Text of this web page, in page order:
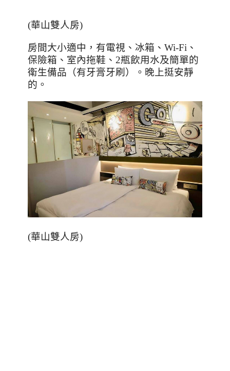
(華山雙人房)
房間大小適中，有電視、冰箱、 Wi-Fi 、
保險箱、室內拖鞋、 2瓶飲用水及簡單的
衛生備品（有牙膏牙刷）。晚上挺安靜
的。
(華山雙人房)